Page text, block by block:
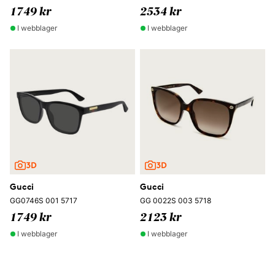
1749 kr
I webblager
2534 kr
I webblager
Gucci
GG0746S 001 5717
1749 kr
I webblager
Gucci
GG 0022S 003 5718
2123 kr
I webblager